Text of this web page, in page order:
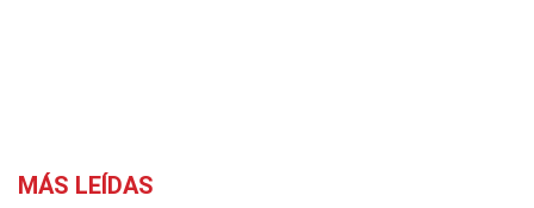
MÁS LEÍDAS